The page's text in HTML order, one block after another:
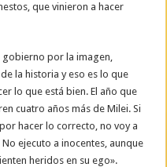
que vinieron a hacer
gobierno por la imagen,
la historia y eso es lo que
lo que está bien. El año que
cuatro años más de Milei. Si
hacer lo correcto, no voy a
ejecuto a inocentes, aunque
heridos en su ego».